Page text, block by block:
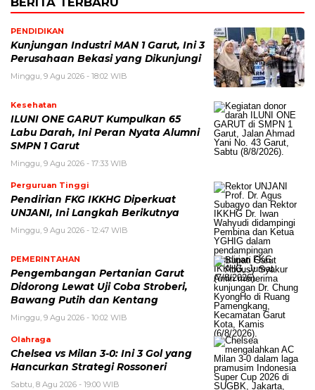
PENDIDIKAN
Kunjungan Industri MAN 1 Garut, Ini 3
Perusahaan Bekasi yang Dikunjungi
Minggu, 9 Agu 2026 - 18:02 WIB
Kesehatan
ILUNI ONE GARUT Kumpulkan 65
Labu Darah, Ini Peran Nyata Alumni
SMPN 1 Garut
Minggu, 9 Agu 2026 - 17:33 WIB
Perguruan Tinggi
Pendirian FKG IKKHG Diperkuat
UNJANI, Ini Langkah Berikutnya
Minggu, 9 Agu 2026 - 12:47 WIB
PEMERINTAHAN
Pengembangan Pertanian Garut
Didorong Lewat Uji Coba Stroberi,
Bawang Putih dan Kentang
Minggu, 9 Agu 2026 - 10:02 WIB
Olahraga
Chelsea vs Milan 3-0: Ini 3 Gol yang
Hancurkan Strategi Rossoneri
Sabtu, 8 Agu 2026 - 19:00 WIB